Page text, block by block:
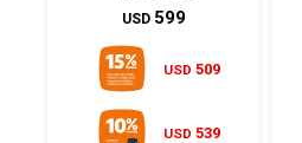
USD 599
USD 509
USD 539